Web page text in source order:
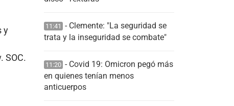
y
SOC.
11:41 - Clemente: "La seguridad se
trata y la inseguridad se combate"
11:20 - Covid 19: Omicron pegó más
en quienes tenían menos
anticuerpos